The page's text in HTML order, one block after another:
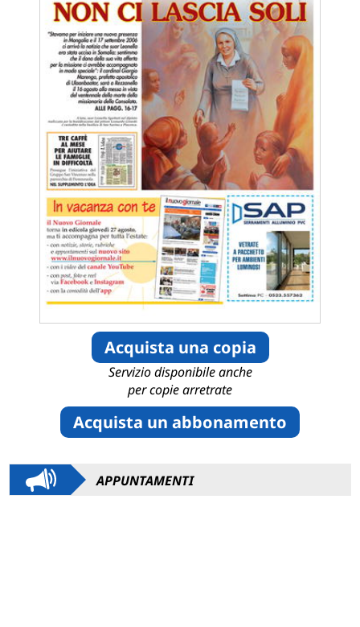
Acquista una copia
Servizio disponibile anche
per copie arretrate
Acquista un abbonamento
APPUNTAMENTI